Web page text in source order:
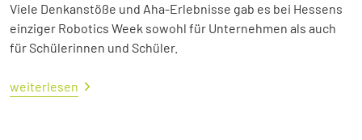
Viele Denkanstöße und Aha-Erlebnisse gab es bei Hessens
einziger Robotics Week sowohl für Unternehmen als auch
für Schülerinnen und Schüler.
weiterlesen